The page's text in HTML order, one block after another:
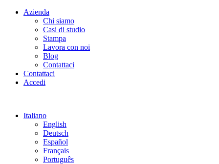
Azienda
Chi siamo
Casi di studio
Stampa
Lavora con noi
Blog
Contattaci
Contattaci
Accedi
Italiano
English
Deutsch
Español
Français
Português